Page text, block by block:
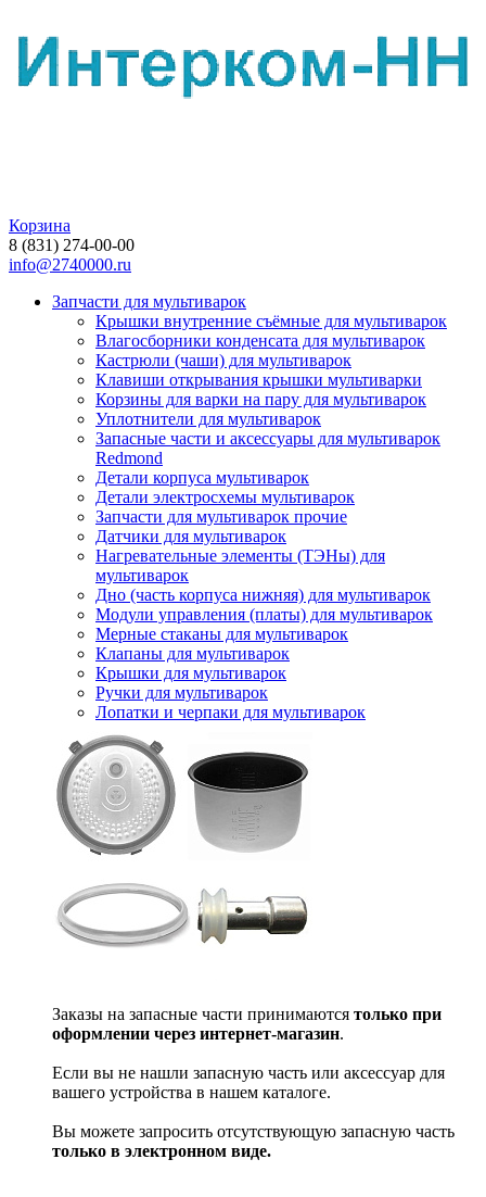
Корзина
8 (831) 274-00-00
info@2740000.ru
Запчасти для мультиварок
Крышки внутренние съёмные для мультиварок
Влагосборники конденсата для мультиварок
Кастрюли (чаши) для мультиварок
Клавиши открывания крышки мультиварки
Корзины для варки на пару для мультиварок
Уплотнители для мультиварок
Запасные части и аксессуары для мультиварок
Redmond
Детали корпуса мультиварок
Детали электросхемы мультиварок
Запчасти для мультиварок прочие
Датчики для мультиварок
Нагревательные элементы (ТЭНы) для
мультиварок
Дно (часть корпуса нижняя) для мультиварок
Модули управления (платы) для мультиварок
Мерные стаканы для мультиварок
Клапаны для мультиварок
Крышки для мультиварок
Ручки для мультиварок
Лопатки и черпаки для мультиварок
Заказы на запасные части принимаются только при
оформлении через интернет-магазин.
Если вы не нашли запасную часть или аксессуар для
вашего устройства в нашем каталоге.
Вы можете запросить отсутствующую запасную часть
только в электронном виде.